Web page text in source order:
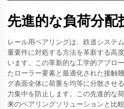
先進的な負荷分配
レール用ベアリングは、鉄道システ
量要件に対処する方法を革新する高
います。この革新的な工学的アプロ
たローラー要素と最適化された接触
グ表面全体に荷重を均等に分散させ
力集中を防止します。この先進的な
来のベアリングソリューションと比